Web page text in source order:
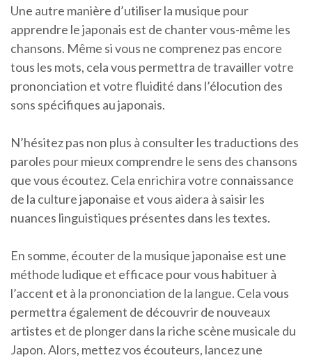
Une autre manière d’utiliser la musique pour
apprendre le japonais est de chanter vous-même les
chansons. Même si vous ne comprenez pas encore
tous les mots, cela vous permettra de travailler votre
prononciation et votre fluidité dans l’élocution des
sons spécifiques au japonais.
N’hésitez pas non plus à consulter les traductions des
paroles pour mieux comprendre le sens des chansons
que vous écoutez. Cela enrichira votre connaissance
de la culture japonaise et vous aidera à saisir les
nuances linguistiques présentes dans les textes.
En somme, écouter de la musique japonaise est une
méthode ludique et efficace pour vous habituer à
l’accent et à la prononciation de la langue. Cela vous
permettra également de découvrir de nouveaux
artistes et de plonger dans la riche scène musicale du
Japon. Alors, mettez vos écouteurs, lancez une